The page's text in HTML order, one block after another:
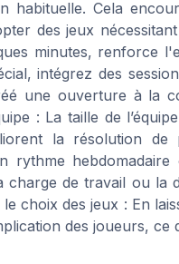
habituelle. Cela
des jeux
minutes, renforce
intégrez des
une ouverture à la
: La taille de
la résolution de
rythme
charge de travail ou la
choix des jeux : En
des joueurs,